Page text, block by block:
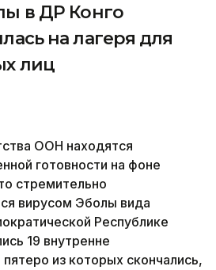
в ДР Конго
на лагеря для
лиц
ООН находятся
готовности на фоне
стремительно
вирусом Эболы вида
Республике
19 внутренне
из которых скончались,